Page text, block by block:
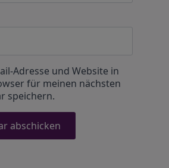
Adresse und Website in
für meinen nächsten
speichern.